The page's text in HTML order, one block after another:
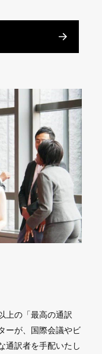
上の「最高の通訳
ーが、国際会議やビ
通訳者を手配いたし